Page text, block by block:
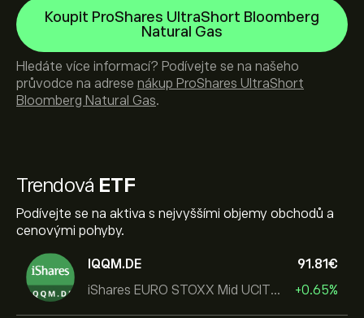
Trendová ETF
Podívejte se na aktiva s nejvyššími objemy obchodů a
cenovými pohyby.
IQQM.DE
iShares EURO STOXX Mid UCITS ETF
91.81‎€‎
+0.65%
Koupit ProShares UltraShort Bloomberg
Natural Gas
Hledáte více informací? Podívejte se na našeho
průvodce na adrese nákup ProShares UltraShort
Bloomberg Natural Gas.